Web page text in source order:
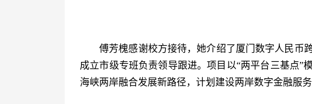
傅芳槐感谢校方接待，她介绍了厦门数字人民币
成立市级专班负责领导跟进。项目以“两平台三基点”
海峡两岸融合发展新路径，计划建设两岸数字金融服